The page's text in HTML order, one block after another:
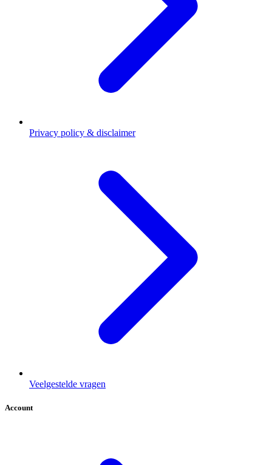
Privacy policy & disclaimer
Veelgestelde vragen
Account